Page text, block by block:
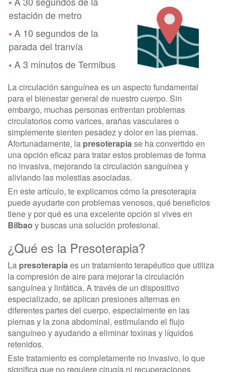
estación de metro
•A 10 segundos de la
parada del tranvía
•A 3 minutos de Termibus
La circulación sanguínea es un aspecto fundamental
para el bienestar general de nuestro cuerpo. Sin
embargo, muchas personas enfrentan problemas
circulatorios como varices, arañas vasculares o
simplemente sienten pesadez y dolor en las piernas.
Afortunadamente, la presoterapiase ha convertido en
una opción eficaz para tratar estos problemas de forma
no invasiva, mejorando la circulación sanguínea y
aliviando las molestias asociadas.
En este artículo, te explicamos cómo la presoterapia
puede ayudarte con problemas venosos, qué beneficios
tiene y por qué es una excelente opción si vives en
Bilbao y buscas una solución profesional.
¿Qué es la Presoterapia?
La presoterapiaes un tratamiento terapéutico que utiliza
la compresión de aire para mejorar la circulación
sanguínea y linfática. A través de un dispositivo
especializado, se aplican presiones alternas en
diferentes partes del cuerpo, especialmente en las
piernas y la zona abdominal, estimulando el flujo
sanguíneo y ayudando a eliminar toxinas y líquidos
retenidos.
Este tratamiento es completamente no invasivo, lo que
significa que no requiere cirugía ni recuperaciones